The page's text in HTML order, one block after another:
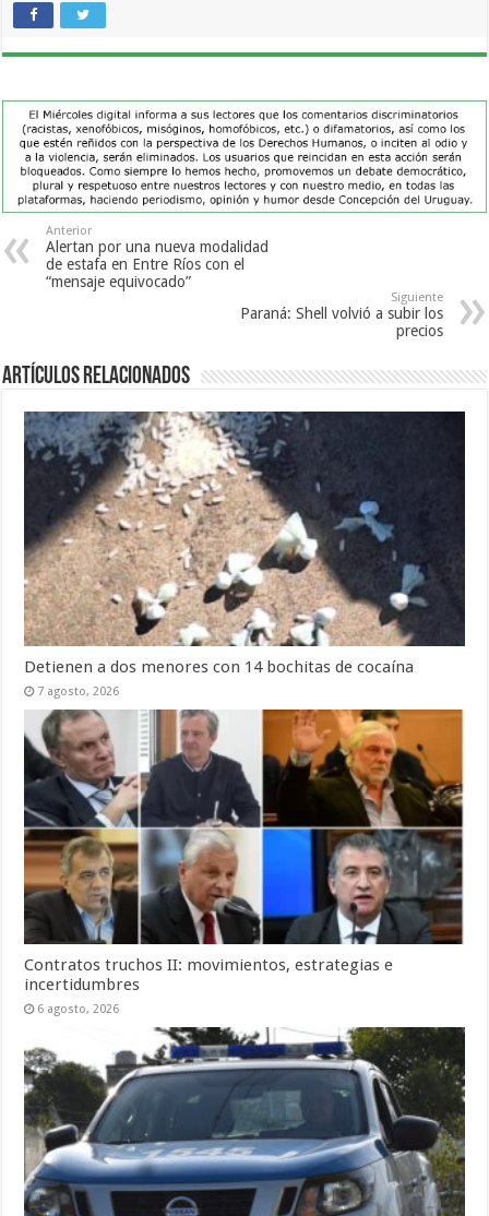
Anterior
Alertan por una nueva modalidad
de estafa en Entre Ríos con el
“mensaje equivocado”
Siguiente
Paraná: Shell volvió a subir los
precios
Artículos Relacionados
Detienen a dos menores con 14 bochitas de cocaína
7 agosto, 2026
Contratos truchos II: movimientos, estrategias e
incertidumbres
6 agosto, 2026